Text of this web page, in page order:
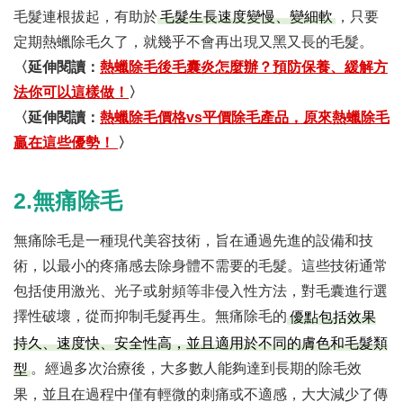
毛髮連根拔起，有助於毛髮生長速度變慢、變細軟 ，只要
定期熱蠟除毛久了，就幾乎不會再出現又黑又長的毛髮。
〈延伸閱讀： 熱蠟除毛後毛囊炎怎麼辦？預防保養、緩解方
法你可以這樣做！ 〉
〈延伸閱讀： 熱蠟除毛價格vs平價除毛產品，原來熱蠟除毛
贏在這些優勢！
〉
2.無痛除毛
無痛除毛是一種現代美容技術，旨在通過先進的設備和技
術，以最小的疼痛感去除身體不需要的毛髮。這些技術通常
包括使用激光、光子或射頻等非侵入性方法，對毛囊進行選
擇性破壞，從而抑制毛髮再生。無痛除毛的 優點包括效果
持久、速度快、安全性高，並且適用於不同的膚色和毛髮類
型 。經過多次治療後，大多數人能夠達到長期的除毛效
果，並且在過程中僅有輕微的刺痛或不適感，大大減少了傳